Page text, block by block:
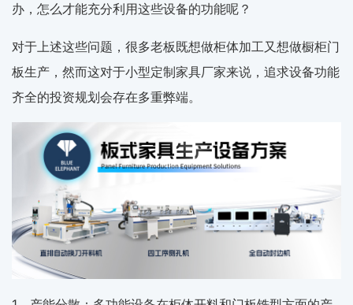
办，怎么才能充分利用这些设备的功能呢？
对于上述这些问题，很多老板既想做柜体加工又想做橱柜门
板生产，然而这对于小型定制家具厂家来说，追求设备功能
齐全的投资规划会存在多重弊端。